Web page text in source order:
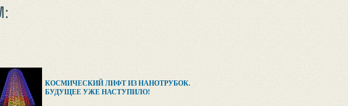
КОСМИЧЕСКИЙ ЛИФТ ИЗ НАНОТРУБОК.
БУДУЩЕЕ УЖЕ НАСТУПИЛО!